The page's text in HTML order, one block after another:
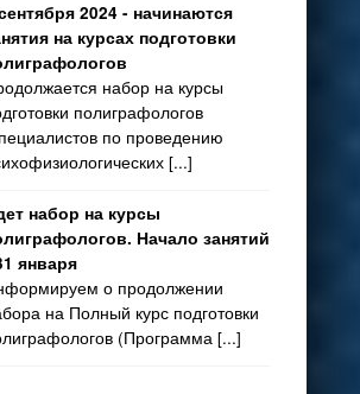
2024 - начинаются
на курсах подготовки
набор на курсы
полиграфологов
по проведению
[...]
набор на курсы
Начало занятий
января
о продолжении
на Полный курс подготовки
(Программа [...]